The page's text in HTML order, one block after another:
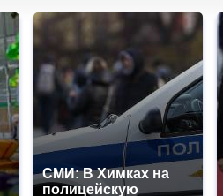
СМИ: В Химках на
полицейскую